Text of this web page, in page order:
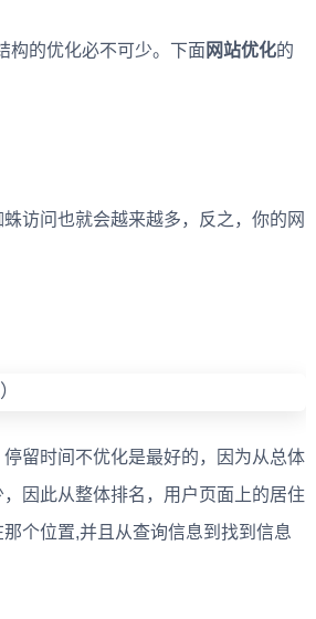
构的优化必不可少。下面 网站优化的
访问也就会越来越多，反之，你的网
留时间不优化是最好的，因为从总体
因此从整体排名，用户页面上的居住
个位置,并且从查询信息到找到信息